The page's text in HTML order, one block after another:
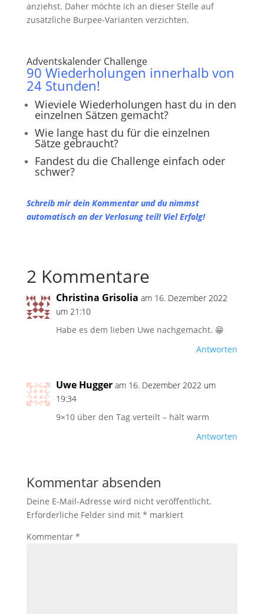
anziehst. Daher möchte ich an dieser Stelle auf
zusätzliche Burpee-Varianten verzichten.
Adventskalender Challenge
90 Wiederholungen innerhalb von
24 Stunden!
Wieviele Wiederholungen hast du in den
einzelnen Sätzen gemacht?
Wie lange hast du für die einzelnen
Sätze gebraucht?
Fandest du die Challenge einfach oder
schwer?
Schreib mir dein Kommentar und du nimmst
automatisch an der Verlosung teil! Viel Erfolg!
2 Kommentare
Christina Grisolia am 16. Dezember 2022
um 21:10
Habe es dem lieben Uwe nachgemacht. 😁
Antworten
Uwe Hugger am 16. Dezember 2022 um
19:34
9×10 über den Tag verteilt – hält warm
Antworten
Kommentar absenden
Deine E-Mail-Adresse wird nicht veröffentlicht.
Erforderliche Felder sind mit * markiert
Kommentar *